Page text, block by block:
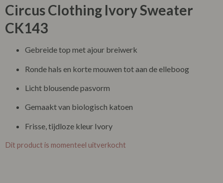
Circus Clothing Ivory Sweater
CK143
Gebreide top met ajour breiwerk
Ronde hals en korte mouwen tot aan de elleboog
Licht blousende pasvorm
Gemaakt van biologisch katoen
Frisse, tijdloze kleur Ivory
Dit product is momenteel uitverkocht